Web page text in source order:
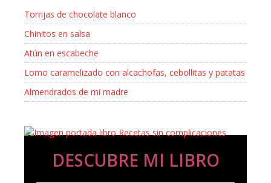
Torrijas de chocolate blanco
Chinitos en salsa
Atún en escabeche
Lomo caramelizado con alcachofas, cebollitas y patatas
Almendrados de mi madre
DESCUBRE MI LIBRO